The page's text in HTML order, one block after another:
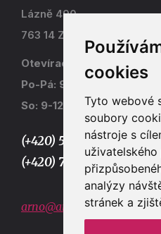
cookies
Tyto webové
soubory
nástroje s
analýzy
stránek a
Lázně 490
763 14 Zlín - Kostelec
Otevírací doba
Po-Pá: 9-17
So: 9-12
(+420) 577 915 036,
(+420) 773 667 390
arno@arno.cz